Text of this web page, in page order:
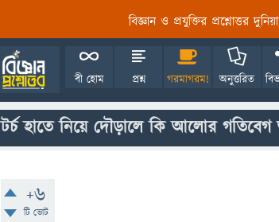
বিজ্ঞান ও প্রযুক্তির প্রশ্নোত্তর
বী হোম প্রশ্ন গরমাগরম! অনুত্তরিত
টর্চ হাতে নিয়ে দৌড়ালে কি আলোর গতিবেগ
+6
টি ভোট